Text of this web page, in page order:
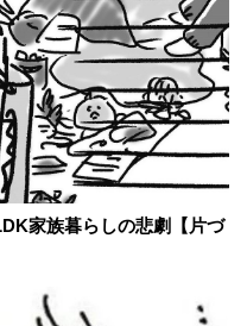
家族暮らしの悲劇【片づ